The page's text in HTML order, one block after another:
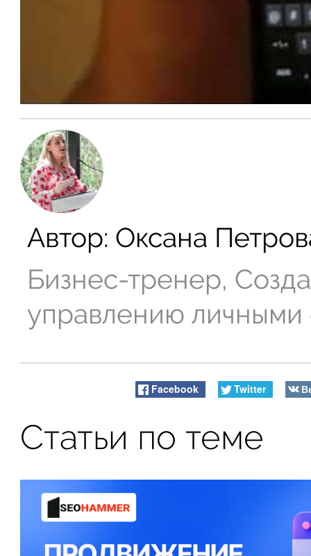
Автор: Оксана
Бизнес-тренер,
управлению
Facebook Twitter
Статьи по теме